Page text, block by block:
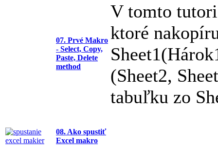
07. Prvé Makro
- Select, Copy,
Paste, Delete
method
V tomto
ktoré
(Sheet2,
tabuľku zo
08. Ako spustiť
Excel makro